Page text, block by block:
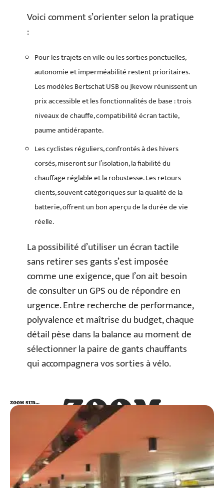
Voici comment s’orienter selon la pratique
:
Pour les trajets en ville ou les sorties ponctuelles,
autonomie et imperméabilité restent prioritaires.
Les modèles Bertschat USB ou Jkevow réunissent un
prix accessible et les fonctionnalités de base : trois
niveaux de chauffe, compatibilité écran tactile,
paume antidérapante.
Les cyclistes réguliers, confrontés à des hivers
corsés, miseront sur l’isolation, la fiabilité du
chauffage réglable et la robustesse. Les retours
clients, souvent catégoriques sur la qualité de la
batterie, offrent un bon aperçu de la durée de vie
réelle.
La possibilité d’utiliser un écran tactile
sans retirer ses gants s’est imposée
comme une exigence, que l’on ait besoin
de consulter un GPS ou de répondre en
urgence. Entre recherche de performance,
polyvalence et maîtrise du budget, chaque
détail pèse dans la balance au moment de
sélectionner la paire de gants chauffants
qui accompagnera vos sorties à vélo.
ZOOM
SUR…
ZOOM SUR…